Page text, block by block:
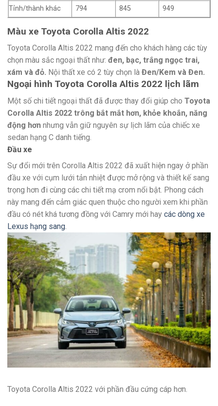
Tỉnh/thành khác
794 845 949
Màu xe Toyota Corolla Altis 2022
Toyota Corolla Altis 2022 mang đến cho khách hàng các tùy
chọn màu sắc ngoại thất như: đen, bạc, trắng ngọc trai,
xám và đỏ. Nội thất xe có 2 tùy chọn là Đen/Kem và Đen.
Ngoại hình Toyota Corolla Altis 2022 lịch lãm
Một số chi tiết ngoại thất đã được thay đổi giúp cho Toyota
Corolla Altis 2022 trông bắt mắt hơn, khỏe khoắn, năng
động hơn nhưng vẫn giữ nguyên sự lịch lãm của chiếc xe
sedan hạng C danh tiếng.
Đầu xe
Sự đổi mới trên Corolla Altis 2022 đã xuất hiện ngay ở phần
đầu xe với cụm lưới tản nhiệt được mở rộng và thiết kế sang
trọng hơn đi cùng các chi tiết mạ crom nổi bật. Phong cách
này mang đến cảm giác quen thuộc cho người xem khi phần
đầu có nét khá tương đồng với Camry mới hay các dòng xe
Lexus hạng sang.
Toyota Corolla Altis 2022 với phần đầu cứng cáp hơn.